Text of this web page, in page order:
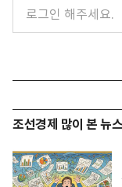
조선경제 많이 본 뉴스